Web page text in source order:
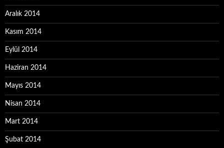
Aralık 2014
Kasım 2014
Eylül 2014
Haziran 2014
Mayıs 2014
Nisan 2014
Mart 2014
Şubat 2014